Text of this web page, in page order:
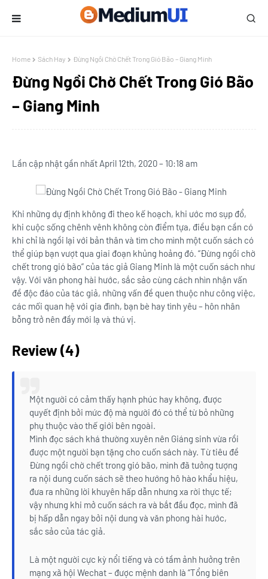
Home Sách Hay Đừng Ngồi Chờ Chết Trong Gió Bão – Giang Minh
Đừng Ngồi Chờ Chết Trong Gió Bão
– Giang Minh
Lần cập nhật gần nhất April 12th, 2020 – 10:18 am
Khi những dự định không đi theo kế hoạch, khi ước mơ sụp đổ,
khi cuộc sống chênh vênh không còn điểm tựa, điều bạn cần có
khi chỉ là ngồi lại với bản thân và tìm cho mình một cuốn sách có
thể giúp bạn vượt qua giai đoạn khủng hoảng đó. “Đừng ngồi chờ
chết trong gió bão” của tác giả Giang Minh là một cuốn sách như
vậy. Với văn phong hài hước, sắc sảo cùng cách nhìn nhận vấn
đề độc đáo của tác giả, những vấn đề quen thuộc như công việc,
các mối quan hệ với gia đình, bạn bè hay tình yêu – hôn nhân
bỗng trở nên đầy mới lạ và thú vị.
Review (4)
Một người có cảm thấy hạnh phúc hay không, được
quyết định bởi mức độ mà người đó có thể từ bỏ những
phụ thuộc vào thế giới bên ngoài.
Mình đọc sách khá thường xuyên nên Giáng sinh vừa rồi
được một người bạn tặng cho cuốn sách này. Từ tiêu đề
Đừng ngồi chờ chết trong gió bão, mình đã tưởng tượng
ra nội dung cuốn sách sẽ theo hướng hô hào khẩu hiệu,
đưa ra những lời khuyên hấp dẫn nhưng xa rời thực tế;
vậy nhưng khi mở cuốn sách ra và bắt đầu đọc, mình đã
bị hấp dẫn ngay bởi nội dung và văn phong hài hước,
sắc sảo của tác giả.
Là một người cực kỳ nổi tiếng và có tầm ảnh hưởng trên
mạng xã hội Wechat – được mệnh danh là “Tổng biên